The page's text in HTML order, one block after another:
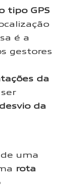
tipo GPS
é a
gestores
da
desvio da
uma
rota